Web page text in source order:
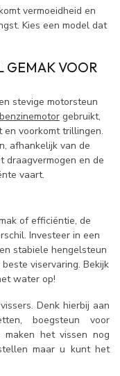
vermoeidheid en
Kies een model dat
GEMAK VOOR
stevige motorsteun
benzinemotor gebruikt,
voorkomt trillingen.
afhankelijk van de
draagvermogen en de
vaart.
of efficiëntie, de
Investeer in een
stabiele hengelsteun
viservaring. Bekijk
water op!
Denk hierbij aan
boegsteun voor
maken het vissen nog
maar u kunt het